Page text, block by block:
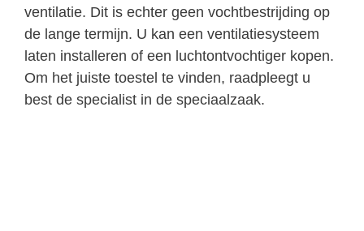
ventilatie. Dit is echter geen vochtbestrijding op
de lange termijn. U kan een ventilatiesysteem
laten installeren of een luchtontvochtiger kopen.
Om het juiste toestel te vinden, raadpleegt u
best de specialist in de speciaalzaak.